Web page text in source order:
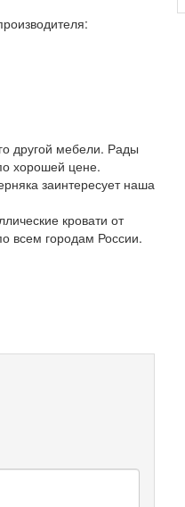
другой мебели. Рады
хорошей цене.
заинтересует наша
кровати от
всем городам России.